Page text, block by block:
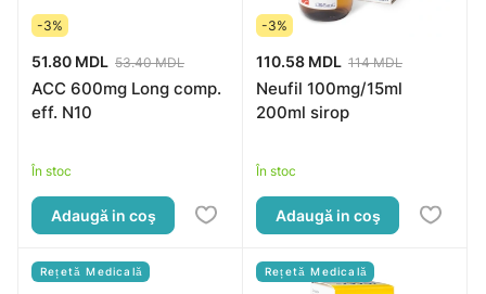
-3%
51.80 MDL 53.40 MDL
ACC 600mg Long comp.
eff. N10
În stoc
Adaugă in coş
-3%
110.58 MDL 114 MDL
Neufil 100mg/15ml
200ml sirop
În stoc
Adaugă in coş
Rețetă Medicală Rețetă Medicală